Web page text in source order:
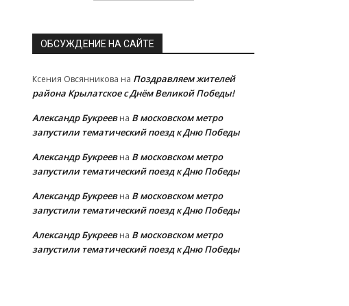
ОБСУЖДЕНИЕ НА САЙТЕ
Ксения Овсянникова на Поздравляем жителей
района Крылатское с Днём Великой Победы!
Александр Букреевна В московском метро
запустили тематический поезд к Дню Победы
Александр Букреевна В московском метро
запустили тематический поезд к Дню Победы
Александр Букреевна В московском метро
запустили тематический поезд к Дню Победы
Александр Букреевна В московском метро
запустили тематический поезд к Дню Победы